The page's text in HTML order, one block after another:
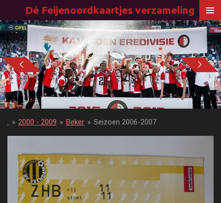
direct
naar
de
hoofdinhoud
Dé Feijenoordkaartjes verzameling
. » 2000 - 2009 » Beker » Seizoen 2006-2007